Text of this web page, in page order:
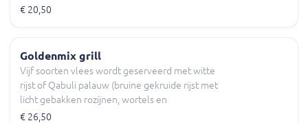
wortels en amandelschijfen) Chatni, yoghurtsaus
€ 20,50
Goldenmix grill
Vijf soorten vlees wordt geserveerd met witte
rijst of Qabuli palauw (bruine gekruide rijst met
licht gebakken rozijnen, wortels en
amandelschijfen) Chatni, yoghurtsaus diverse
€ 26,50